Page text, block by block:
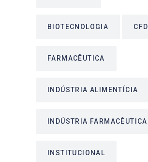
BIOTECNOLOGIA CFD
FARMACÊUTICA
INDÚSTRIA ALIMENTÍCIA
INDÚSTRIA FARMACÊUTICA
INSTITUCIONAL